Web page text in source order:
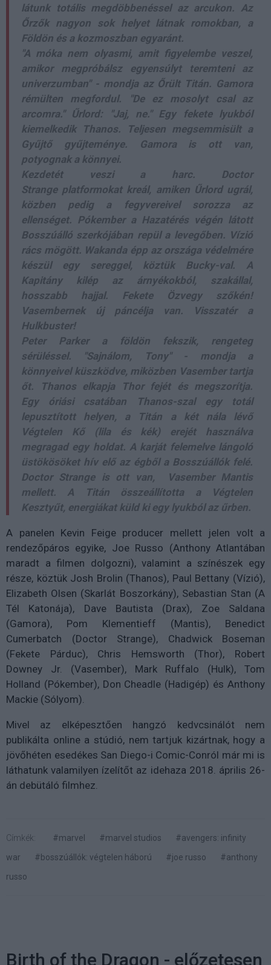
látunk totális megdöbbenéssel az arcukon. Az
Őrzők nagyon sok helyet látnak romokban, a
Földön és a kozmoszban egyaránt.
"A móka nem olyasmi, amit figyelembe veszel,
amikor megpróbálsz egyensúlyt teremteni az
univerzumban" - mondja az Őrült Titán. Gamora
rémülten megfordul. "De ez mosolyt csal az
arcomra." Űrlord: "Jaj, ne." Egy fekete lyukból
kiemelkedik Thanos. Teljesen megsemmisült a
Gyűjtő gyűjteménye. Gamora is ott van,
potyognak a könnyei.
Kezdetét veszi a harc. Doctor
Strange platformokat kreál, amiken Űrlord ugrál,
közben pedig a fegyvereivel sorozza az
ellenséget. Pókember a Hazatérés végén látott
Bosszúálló szerkójában repül a levegőben. Vízió
rács mögött. Wakanda épp az országa védelmére
készül egy sereggel, köztük Bucky-val. A
Kapitány kilép az árnyékokból, szakállal,
hosszabb hajjal. Fekete Özvegy szőkén!
Vasembernek új páncélja van. Visszatér a
Hulkbuster!
Peter Parker a földön fekszik, rengeteg
sérüléssel. "Sajnálom, Tony" - mondja a
könnyeivel küszködve, miközben Vasember tartja
őt. Thanos elkapja Thor fejét és megszorítja.
Egy óriási csatában Thanos-szal egy totál
lepusztított helyen, a Titán a két nála lévő
Végtelen Kő (lila és kék) erejét használva
megragad egy holdat. A karját felemelve lángoló
üstökösöket hív elő az égből a Bosszúállók felé.
Doctor Strange is ott van, Vasember Mantis
mellett. A Titán összeállította a Végtelen
Kesztyűt, energiákat küld ki egy lyukból az űrben.
A panelen Kevin Feige producer mellett jelen volt a
rendezőpáros egyike, Joe Russo (Anthony Atlantában
maradt a filmen dolgozni), valamint a színészek egy
része, köztük Josh Brolin (Thanos), Paul Bettany (Vízió),
Elizabeth Olsen (Skarlát Boszorkány), Sebastian Stan (A
Tél Katonája), Dave Bautista (Drax), Zoe Saldana
(Gamora), Pom Klementieff (Mantis), Benedict
Cumerbatch (Doctor Strange), Chadwick Boseman
(Fekete Párduc), Chris Hemsworth (Thor), Robert
Downey Jr. (Vasember), Mark Ruffalo (Hulk), Tom
Holland (Pókember), Don Cheadle (Hadigép) és Anthony
Mackie (Sólyom).
Mivel az elképesztően hangzó kedvcsinálót nem
publikálta online a stúdió, nem tartjuk kizártnak, hogy a
jövőhéten esedékes San Diego-i Comic-Conról már mi is
láthatunk valamilyen ízelítőt az idehaza 2018. április 26-
án debütáló filmhez.
Címkék: #marvel #marvel studios
#avengers: infinity
war
#bosszúállók: végtelen háború #joe russo
#anthony
russo
Birth of the Dragon - előzetesen